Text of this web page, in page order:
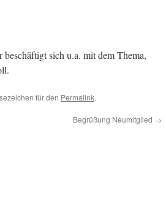
sich u.a. mit dem Thema,
für den Permalink.
Begrüßung Neumitglied →